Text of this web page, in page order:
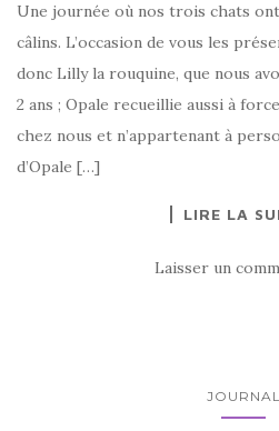
Une journée où nos trois chats
câlins. L’occasion de vous les
donc Lilly la rouquine, que nous
2 ans ; Opale recueillie aussi à
chez nous et n’appartenant à
d’Opale […]
LIRE LA
Laisser un
JOURNAL